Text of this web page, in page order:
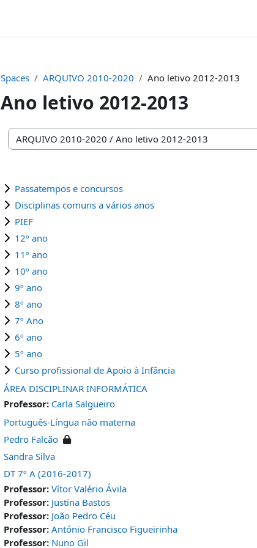
Spaces ARQUIVO 2010-2020 Ano letivo 2012-2013
Ano letivo 2012-2013
Space categories
Passatempos e concursos
Disciplinas comuns a vários anos
PIEF
12º ano
11º ano
10º ano
9º ano
8º ano
7º Ano
6º ano
5º ano
Curso profissional de Apoio à Infância
ÁREA DISCIPLINAR INFORMÁTICA
Professor: Carla Salgueiro
Português-Língua não materna
Pedro Falcão
Sandra Silva
DT 7º A (2016-2017)
Professor: Vítor Valério Ávila
Professor: Justina Bastos
Professor: João Pedro Céu
Professor: António Francisco Figueirinha
Professor: Nuno Gil